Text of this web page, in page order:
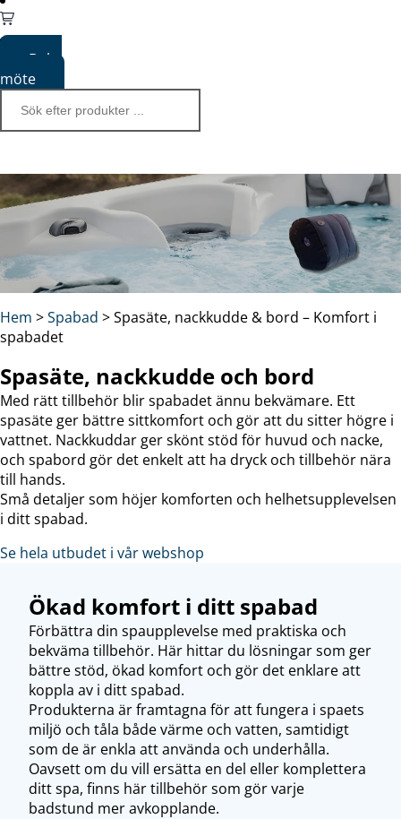
Boka
möte
Hem >Spabad >Spasäte, nackkudde & bord – Komfort i
spabadet
Spasäte, nackkudde och bord
Med rätt tillbehör blir spabadet ännu bekvämare. Ett
spasäte ger bättre sittkomfort och gör att du sitter högre i
vattnet. Nackkuddar ger skönt stöd för huvud och nacke,
och spabord gör det enkelt att ha dryck och tillbehör nära
till hands.
Små detaljer som höjer komforten och helhetsupplevelsen
i ditt spabad.
Se hela utbudet i vår webshop
Ökad komfort i ditt spabad
Förbättra din spaupplevelse med praktiska och
bekväma tillbehör. Här hittar du lösningar som ger
bättre stöd, ökad komfort och gör det enklare att
koppla av i ditt spabad.
Produkterna är framtagna för att fungera i spaets
miljö och tåla både värme och vatten, samtidigt
som de är enkla att använda och underhålla.
Oavsett om du vill ersätta en del eller komplettera
ditt spa, finns här tillbehör som gör varje
badstund mer avkopplande.